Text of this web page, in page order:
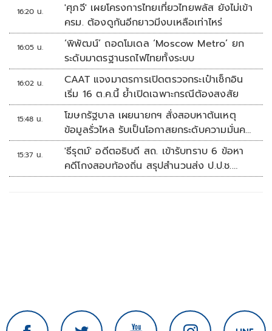
16:20 น.
'ศุภจี' เผยโครงการไทยเที่ยวไทยพลัส ยังไม่เข้า
ครม. ต้องดูกันอีกยาวมีงบเหลือเท่าไหร่
16:05 น.
‘พิพัฒน์’ ถอดโมเดล ‘Moscow Metro’ ยก
ระดับมาตรฐานรถไฟไทยทั้งระบบ
16:02 น.
CAAT แจงมาตรการเปิดตรวจกระเป๋าเช็กอิน
เริ่ม 16 ต.ค.นี้ ย้ำเปิดเฉพาะกรณีต้องสงสัย
15:48 น.
โฆษกรัฐบาล เผยนายกฯ สั่งสอบหาต้นเหตุ
ข้อมูลรั่วไหล รับเป็นโอกาสยกระดับความมั่นคง
ปลอดภัยข้อมูลภาครัฐทั้งระบบ
15:37 น.
'ธีรุตม์' อดีตอธิบดี สถ. เข้ารับทราบ 6 ข้อหา
คดีโกงสอบท้องถิ่น สรุปสำนวนส่ง ป.ป.ช.
สัปดาห์หน้า